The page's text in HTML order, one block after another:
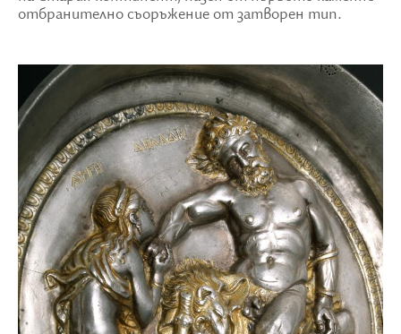
отбранително съоръжение от затворен тип.